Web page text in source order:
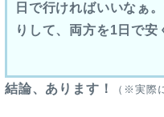
日で行ければいいなぁ
りして、両方を1日で安
結論、あります！ （※実際